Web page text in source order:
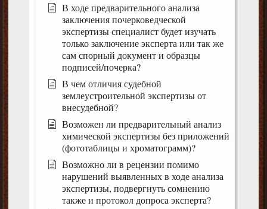
В ходе предварительного анализа
заключения почерковедческой
экспертизы специалист будет изучать
только заключение эксперта или так же
сам спорный документ и образцы
подписей/почерка?
В чем отличия судебной
землеустроительной экспертизы от
внесудебной?
Возможен ли предварительный анализ
химической экспертизы без приложений
(фототаблицы и хроматограмм)?
Возможно ли в рецензии помимо
нарушений выявленных в ходе анализа
экспертизы, подвергнуть сомнению
также и протокол допроса эксперта?